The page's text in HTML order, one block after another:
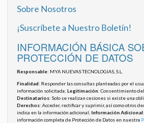
Sobre Nosotros
¡Suscríbete a Nuestro Boletín!
INFORMACIÓN BÁSICA
PROTECCIÓN DE DATOS
Responsable: MYA NUEVAS TECNOLOGIAS, S.L.
Finalidad: Responder las consultas planteadas por el
información solicitada; Legitimación: Consentimiento
Destinatarios: Solo se realizan cesiones si existe una
Derechos: Acceder, rectificar y suprimir, así como otros
indica en la información adicional; Información Adicional
información completa de Protección de Datos en nuestra